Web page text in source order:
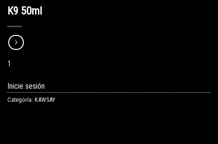
K9 50ml
1
Inicie sesión
Categoría: KAWSAY